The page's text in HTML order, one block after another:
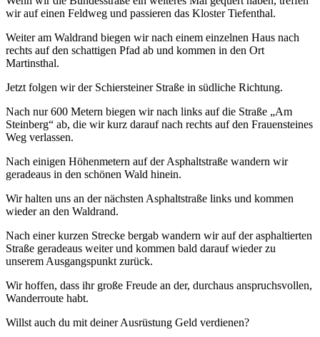
wir auf einen Feldweg und passieren das Kloster Tiefenthal.
Weiter am Waldrand biegen wir nach einem einzelnen Haus nach
rechts auf den schattigen Pfad ab und kommen in den Ort
Martinsthal.
Jetzt folgen wir der Schiersteiner Straße in südliche Richtung.
Nach nur 600 Metern biegen wir nach links auf die Straße „Am
Steinberg“ ab, die wir kurz darauf nach rechts auf den Frauensteines
Weg verlassen.
Nach einigen Höhenmetern auf der Asphaltstraße wandern wir
geradeaus in den schönen Wald hinein.
Wir halten uns an der nächsten Asphaltstraße links und kommen
wieder an den Waldrand.
Nach einer kurzen Strecke bergab wandern wir auf der asphaltierten
Straße geradeaus weiter und kommen bald darauf wieder zu
unserem Ausgangspunkt zurück.
Wir hoffen, dass ihr große Freude an der, durchaus anspruchsvollen,
Wanderroute habt.
Willst auch du mit deiner Ausrüstung Geld verdienen?